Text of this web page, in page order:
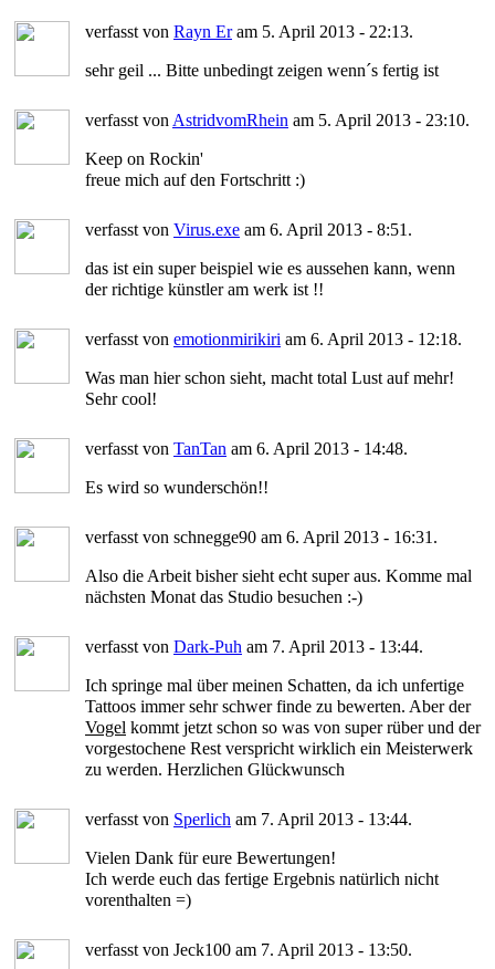
verfasst von Rayn Eram 5. April 2013 - 22:13.
sehr geil ... Bitte unbedingt zeigen wenn´s fertig ist
verfasst von AstridvomRhein am 5. April 2013 - 23:10.
Keep on Rockin'
freue mich auf den Fortschritt :)
verfasst von Virus.exe am 6. April 2013 - 8:51.
das ist ein super beispiel wie es aussehen kann, wenn
der richtige künstler am werk ist !!
verfasst von emotionmirikiri am 6. April 2013 - 12:18.
Was man hier schon sieht, macht total Lust auf mehr!
Sehr cool!
verfasst von TanTan am 6. April 2013 - 14:48.
Es wird so wunderschön!!
verfasst von schnegge90 am 6. April 2013 - 16:31.
Also die Arbeit bisher sieht echt super aus. Komme mal
nächsten Monat das Studio besuchen :-)
verfasst von Dark-Puh am 7. April 2013 - 13:44.
Ich springe mal über meinen Schatten, da ich unfertige
Tattoos immer sehr schwer finde zu bewerten. Aber der
Vogel kommt jetzt schon so was von super rüber und der
vorgestochene Rest verspricht wirklich ein Meisterwerk
zu werden. Herzlichen Glückwunsch
verfasst von Sperlich am 7. April 2013 - 13:44.
Vielen Dank für eure Bewertungen!
Ich werde euch das fertige Ergebnis natürlich nicht
vorenthalten =)
verfasst von Jeck100 am 7. April 2013 - 13:50.